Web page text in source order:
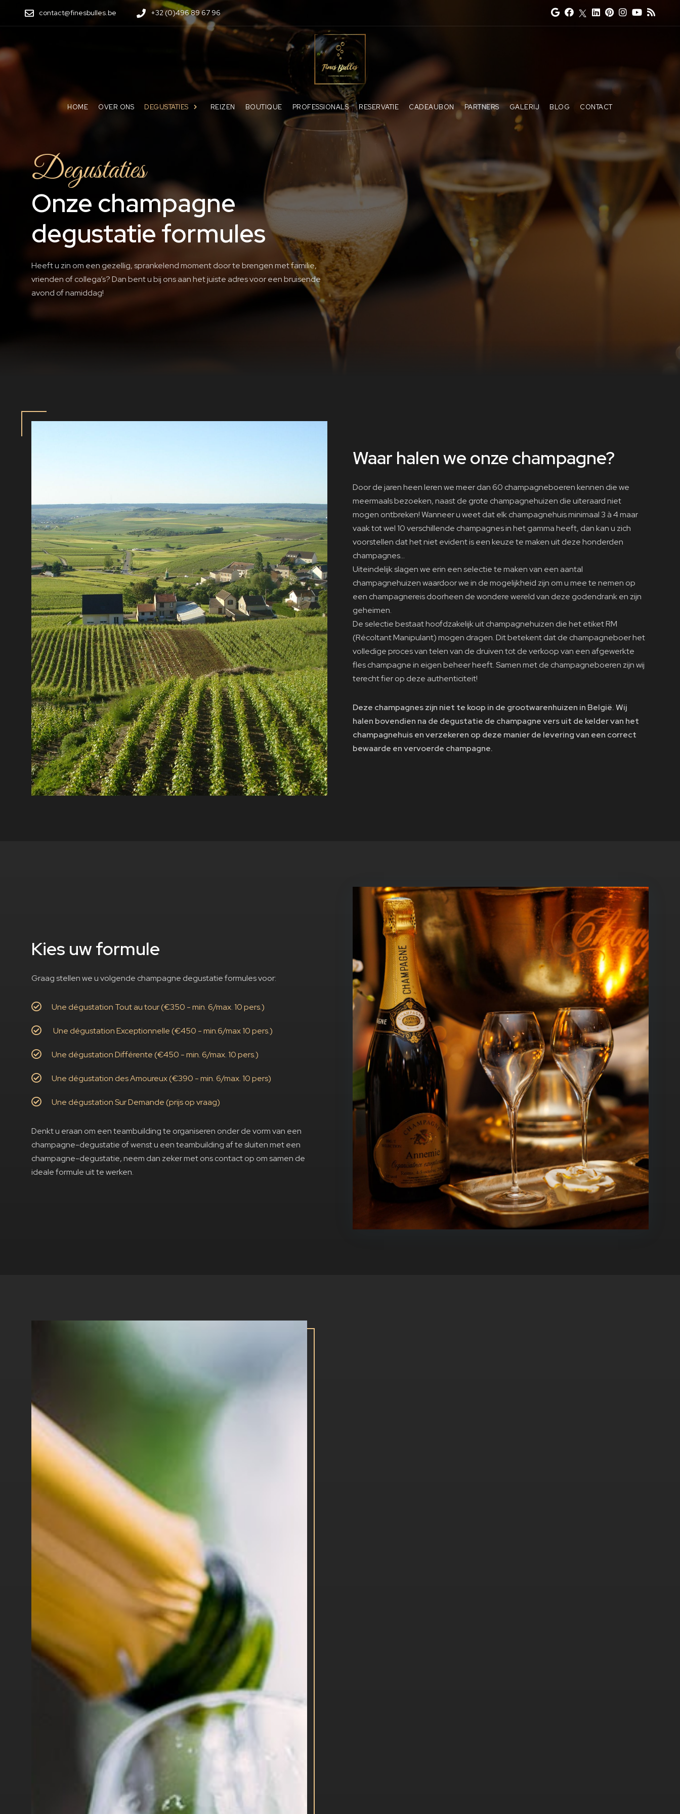
contact@finesbulles.be +32 (0)496 89 67 96
HOME OVER ONS DEGUSTATIES REIZEN BOUTIQUE PROFESSIONALS RESERVATIE CADEAUBON PARTNERS GALERIJ BLOG CONTACT
Degustaties
Onze champagne
degustatie formules
Heeft u zin om een gezellig, sprankelend moment door te brengen met familie,
vrienden of collega’s? Dan bent u bij ons aan het juiste adres voor een bruisende
avond of namiddag!
Waar halen we onze champagne?
Door de jaren heen leren we meer dan 60 champagneboeren kennen die we
meermaals bezoeken, naast de grote champagnehuizen die uiteraard niet
mogen ontbreken! Wanneer u weet dat elk champagnehuis minimaal 3 à 4 maar
vaak tot wel 10 verschillende champagnes in het gamma heeft, dan kan u zich
voorstellen dat het niet evident is een keuze te maken uit deze honderden
champagnes…
Uiteindelijk slagen we erin een selectie te maken van een aantal
champagnehuizen waardoor we in de mogelijkheid zijn om u mee te nemen op
een champagnereis doorheen de wondere wereld van deze godendrank en zijn
geheimen.
De selectie bestaat hoofdzakelijk uit champagnehuizen die het etiket RM
(Récoltant Manipulant) mogen dragen. Dit betekent dat de champagneboer het
volledige proces van telen van de druiven tot de verkoop van een afgewerkte
fles champagne in eigen beheer heeft. Samen met de champagneboeren zijn wij
terecht fier op deze authenticiteit!
Deze champagnes zijn niet te koop in de grootwarenhuizen in België. Wij
halen bovendien na de degustatie de champagne vers uit de kelder van het
champagnehuis en verzekeren op deze manier de levering van een correct
bewaarde en vervoerde champagne.
Kies uw formule
Graag stellen we u volgende champagne degustatie formules voor:
Une dégustation Tout au tour (€350 - min. 6/max. 10 pers.)
Une dégustation Exceptionnelle (€450 - min.6/max 10 pers.)
Une dégustation Différente (€450 - min. 6/max. 10 pers.)
Une dégustation des Amoureux (€390 - min. 6/max. 10 pers)
Une dégustation Sur Demande (prijs op vraag)
Denkt u eraan om een teambuilding te organiseren onder de vorm van een
champagne-degustatie of wenst u een teambuilding af te sluiten met een
champagne-degustatie, neem dan zeker met ons contact op om samen de
ideale formule uit te werken.